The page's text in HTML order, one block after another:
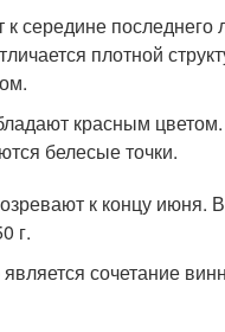
середине последнего
плотной
красным
белесые точки.
к концу июня.
г.
сочетание